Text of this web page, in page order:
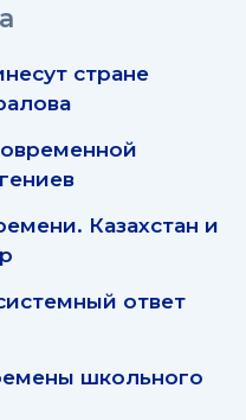
стране
Казахстан и
ответ
школьного